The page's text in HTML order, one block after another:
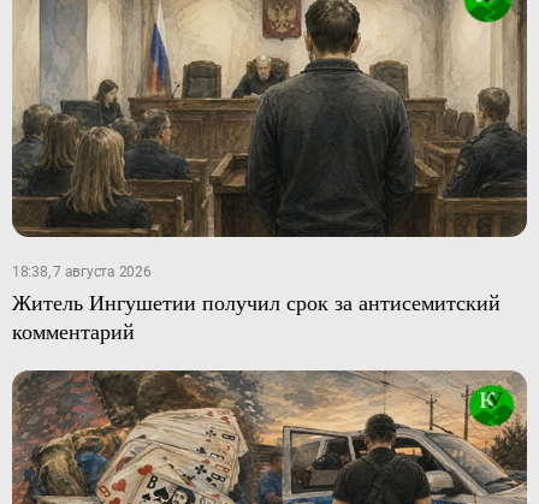
18:38, 7 августа 2026
Житель Ингушетии получил срок за антисемитский
комментарий